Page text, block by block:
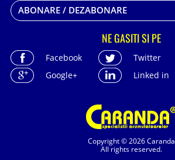
Copyright © 2026 Caranda
All rights reserved.
ABONARE / DEZABONARE
NE GASITI SI PE
Facebook
Twitter
Google+
Linked in